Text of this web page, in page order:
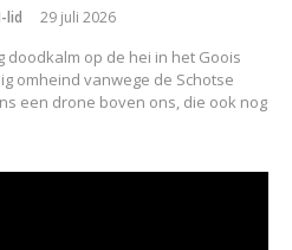
lid 29 juli 2026
doodkalm op de hei in het Goois
omheind vanwege de Schotse
een drone boven ons, die ook nog